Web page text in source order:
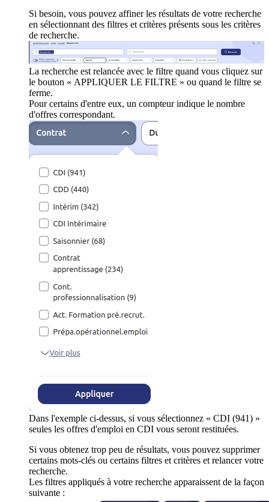
Si besoin, vous pouvez affiner les résultats de votre recherche
en sélectionnant des filtres et critères présents sous les critères
de recherche.
La recherche est relancée avec le filtre quand vous cliquez sur
le bouton « APPLIQUER LE FILTRE » ou quand le filtre se
ferme.
Pour certains d'entre eux, un compteur indique le nombre
d'offres correspondant.
Dans l'exemple ci-dessus, si vous sélectionnez « CDI (941) »
seules les offres d'emploi en CDI vous seront restituées.
Si vous obtenez trop peu de résultats, vous pouvez supprimer
certains mots-clés ou certains filtres et critères et relancer votre
recherche.
Les filtres appliqués à votre recherche apparaissent de la façon
suivante :